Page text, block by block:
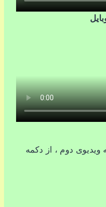
دوم ، از دکمه